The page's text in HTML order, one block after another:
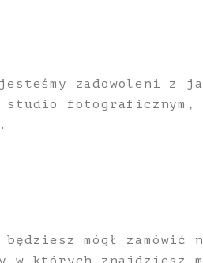
zadowoleni z
będziesz mógł